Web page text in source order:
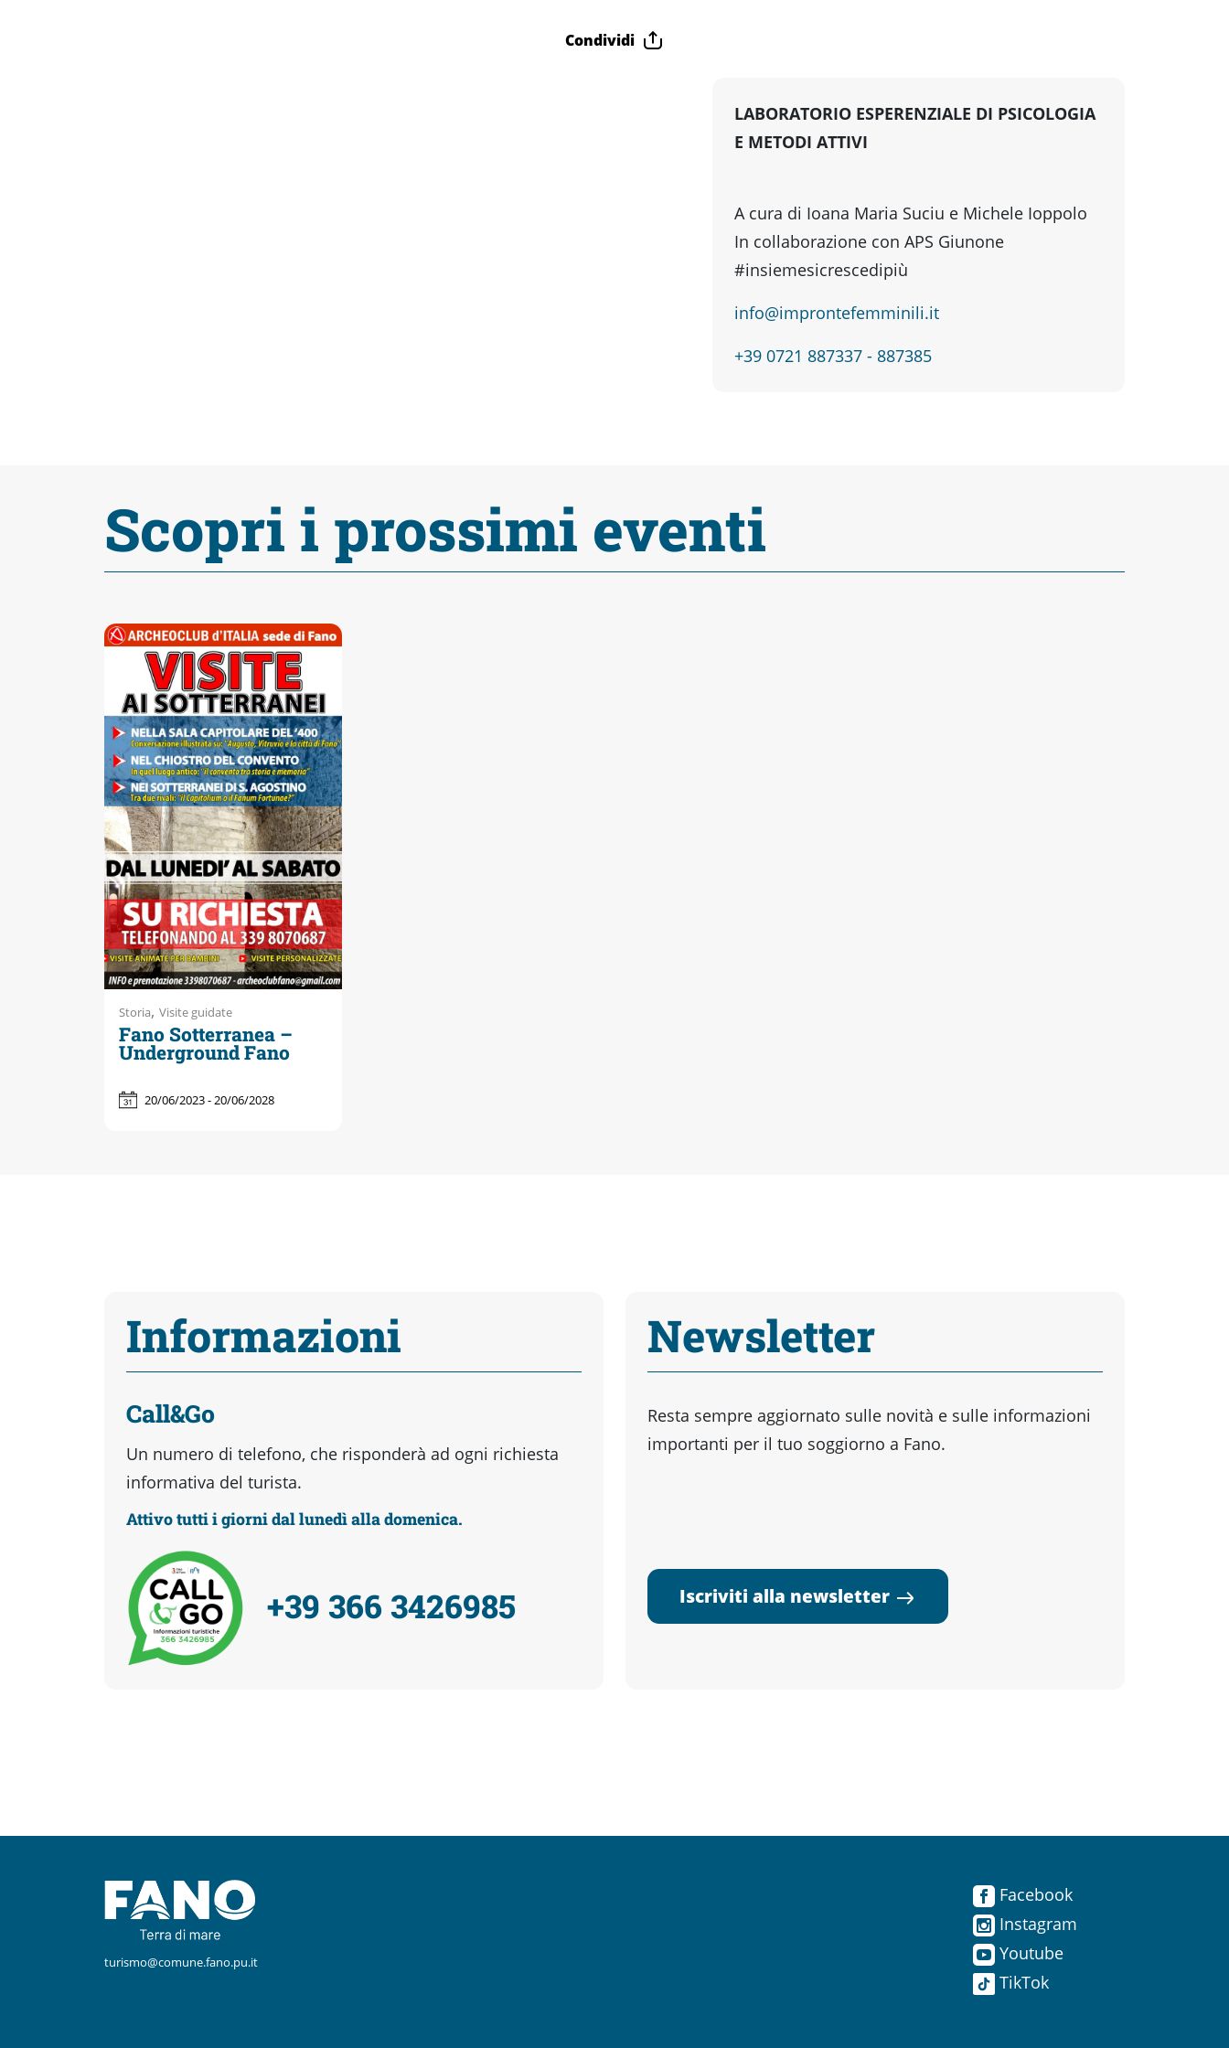
Instagram
Condividi
LABORATORIO ESPERENZIALE DI PSICOLOGIA
E METODI ATTIVI
A cura di Ioana Maria Suciu e Michele Ioppolo
In collaborazione con APS Giunone
#insiemesicrescedipiù
info@improntefemminili.it
+39 0721 887337 - 887385
Scopri i prossimi eventi
Storia, Visite guidate
Fano Sotterranea –
Underground Fano
20/06/2023 - 20/06/2028
Informazioni
Call&Go
Un numero di telefono, che risponderà ad ogni richiesta
informativa del turista.
Attivo tutti i giorni dal lunedì alla domenica.
+39 366 3426985
Newsletter
Resta sempre aggiornato sulle novità e sulle informazioni
importanti per il tuo soggiorno a Fano.
Iscriviti alla newsletter
turismo@comune.fano.pu.it
Facebook
Instagram
Youtube
TikTok